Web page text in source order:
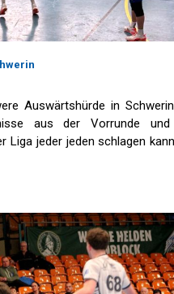
Auswärtshürde in
aus der Vorrunde
Liga jeder jeden schlagen